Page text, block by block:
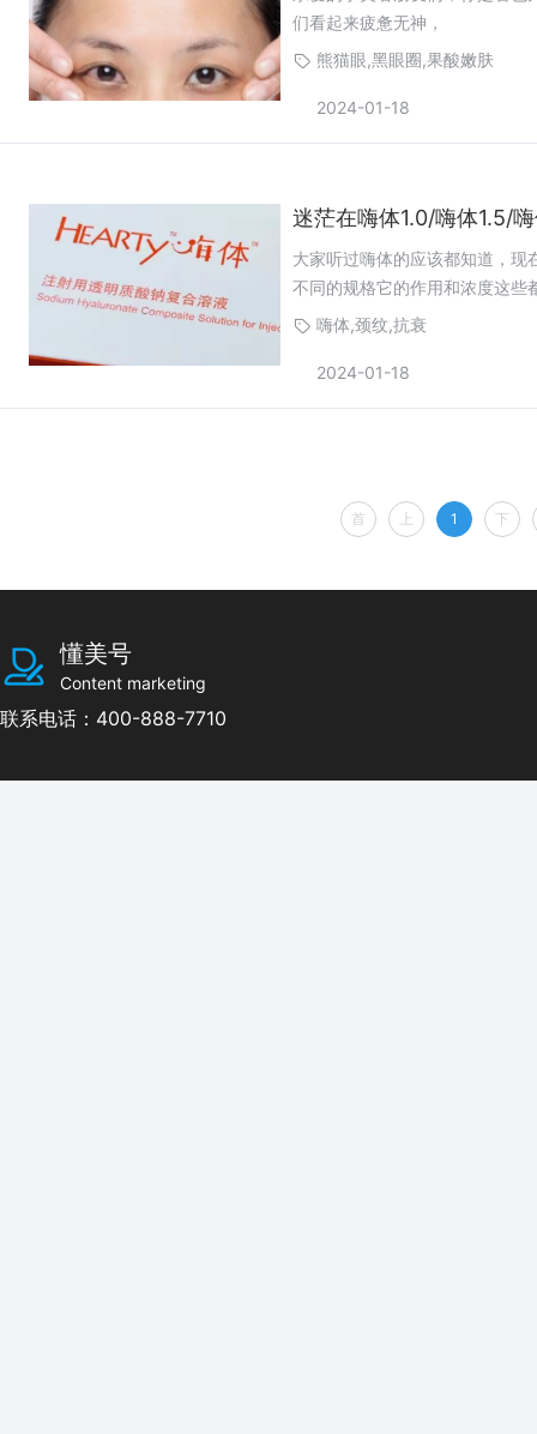
们看起来疲惫无神，
熊猫眼,黑眼圈,果酸嫩肤
2024-01-18
迷茫在嗨体1.0/嗨体1.5/
大家听过嗨体的应该都知道，现
不同的规格它的作用和浓度这些
嗨体,颈纹,抗衰
2024-01-18
首 上 1 下
懂美号
Content marketing
联系电话：400-888-7710